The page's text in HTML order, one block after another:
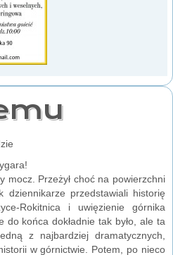
mocz. Przeżył choć na powierzchni
przedstawiali historię
Rokitnica i uwięzienie górnika
końca dokładnie tak było, ale ta
z najbardziej dramatycznych,
w górnictwie. Potem, po nieco